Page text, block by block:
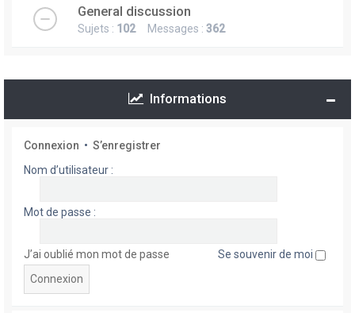
General discussion
Sujets : 102Messages : 362
Informations
Connexion • S’enregistrer
Nom d’utilisateur :
Mot de passe :
J’ai oublié mon mot de passe Se souvenir de moi